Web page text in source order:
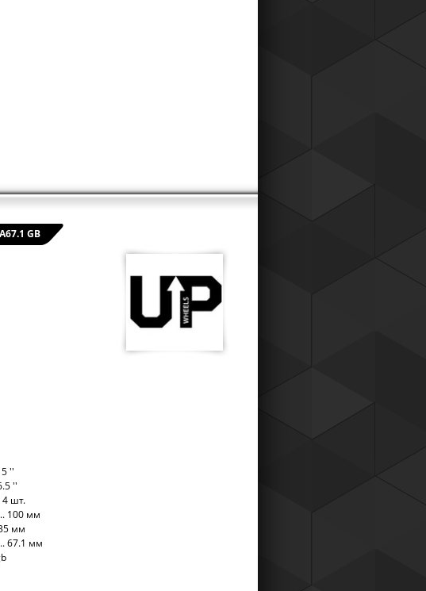
ДИСКОНТНАЯ СИСТЕМА
Мы разработали дисконтную систему
покупок для наших постоянных клиентов,
GB
''
''
4 шт.
100 мм
мм
67.1 мм